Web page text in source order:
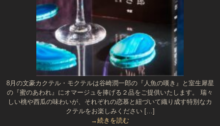
8月の文豪カクテル・モクテルは谷崎潤一郎の『人魚の嘆き』と室生犀星
の『蜜のあわれ』にオマージュを捧げる２品をご提供いたします。 瑞々
しい桃や西瓜の味わいが、それぞれの恋慕と紐づいて織り成す特別なカ
クテルをお楽しみください […]
→続きを読む